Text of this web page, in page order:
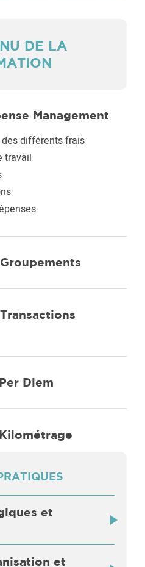
DE LA
Management
différents frais
travail
Diem
et
et